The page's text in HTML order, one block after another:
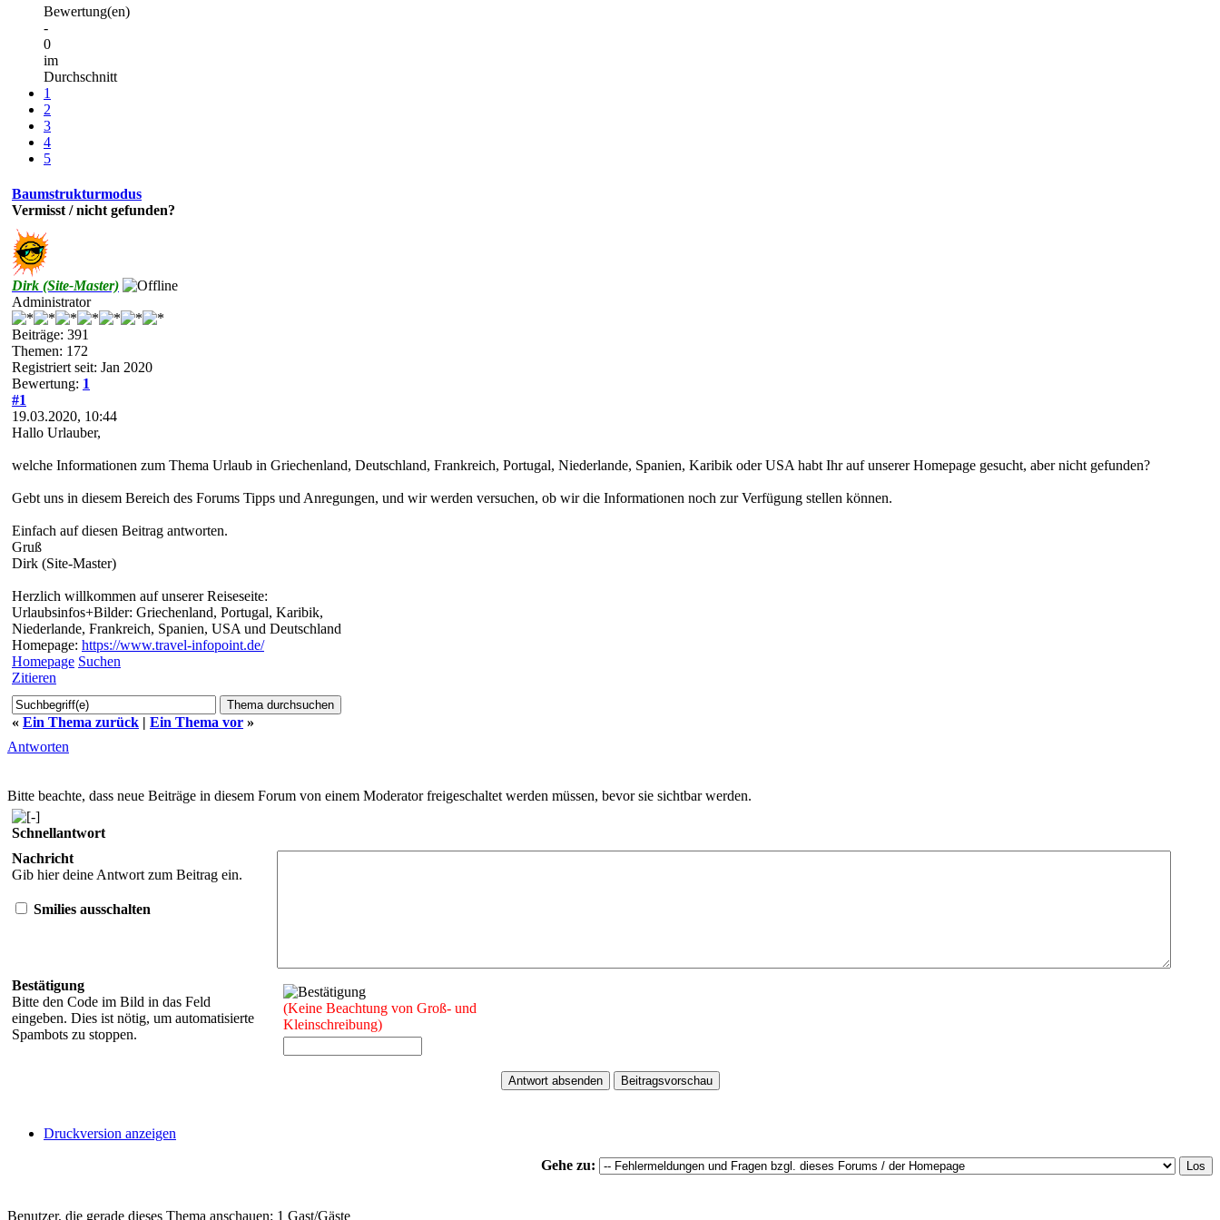
Bewertung(en)
-
0
im
Durchschnitt
1
2
3
4
5
Baumstrukturmodus
Vermisst / nicht gefunden?
Dirk (Site-Master)
Administrator
Beiträge: 391
Themen: 172
Registriert seit: Jan 2020
Bewertung: 1
#1
19.03.2020, 10:44
Hallo Urlauber,
welche Informationen zum Thema Urlaub in Griechenland, Deutschland, Frankreich, Portugal, Niederlande, Spanien, Karibik oder USA habt Ihr auf unserer Homepage gesucht, aber nicht gefunden?
Gebt uns in diesem Bereich des Forums Tipps und Anregungen, und wir werden versuchen, ob wir die Informationen noch zur Verfügung stellen können.
Einfach auf diesen Beitrag antworten.
Gruß
Dirk (Site-Master)
Herzlich willkommen auf unserer Reiseseite:
Urlaubsinfos+Bilder: Griechenland, Portugal, Karibik,
Niederlande, Frankreich, Spanien, USA und Deutschland
Homepage: https://www.travel-infopoint.de/
Homepage Suchen
Zitieren
« Ein Thema zurück | Ein Thema vor »
Antworten
Bitte beachte, dass neue Beiträge in diesem Forum von einem Moderator freigeschaltet werden müssen, bevor sie sichtbar werden.
Schnellantwort
Nachricht
Gib hier deine Antwort zum Beitrag ein.
Smilies ausschalten
Bestätigung
Bitte den Code im Bild in das Feld
eingeben. Dies ist nötig, um automatisierte
Spambots zu stoppen.
(Keine Beachtung von Groß- und
Kleinschreibung)
Druckversion anzeigen
Gehe zu:
Benutzer, die gerade dieses Thema anschauen: 1 Gast/Gäste